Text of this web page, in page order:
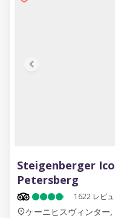
Steigenberger
Petersberg
1622 レビ
ケーニヒスヴィンター,